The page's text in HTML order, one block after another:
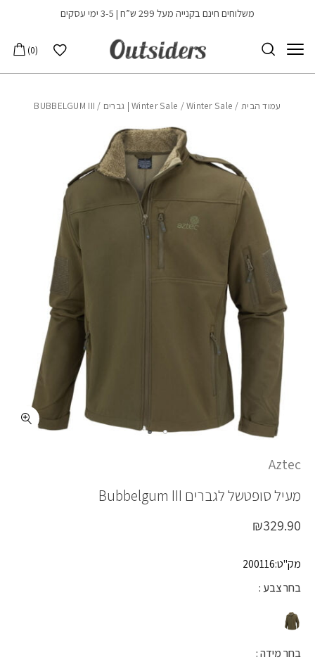
Skip to Contentמשלוחים חינם בקנייה מעל 299 ש”ח | 3-5 ימי עסקים
הרשימה שלי
0
עמוד הבית/
Winter Sale /Winter Sale | גברים / BUBBELGUM III
Aztec
מעיל סופטשל לגברים Bubbelgum III
₪329.90
מק"ט:200116
בחר צבע
בחר מידה